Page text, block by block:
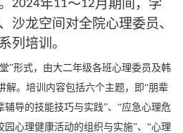
2024年11～12月期间， 学
沙龙空间 对全院心理委员、
列 培训。
”形式，由大二年级各班心理委员及韩
解。培训内容包括六个主题，即“朋辈
辅导的技能技巧与实践”、“应急心理危
园心理健康活动的组织与实施”、“心理